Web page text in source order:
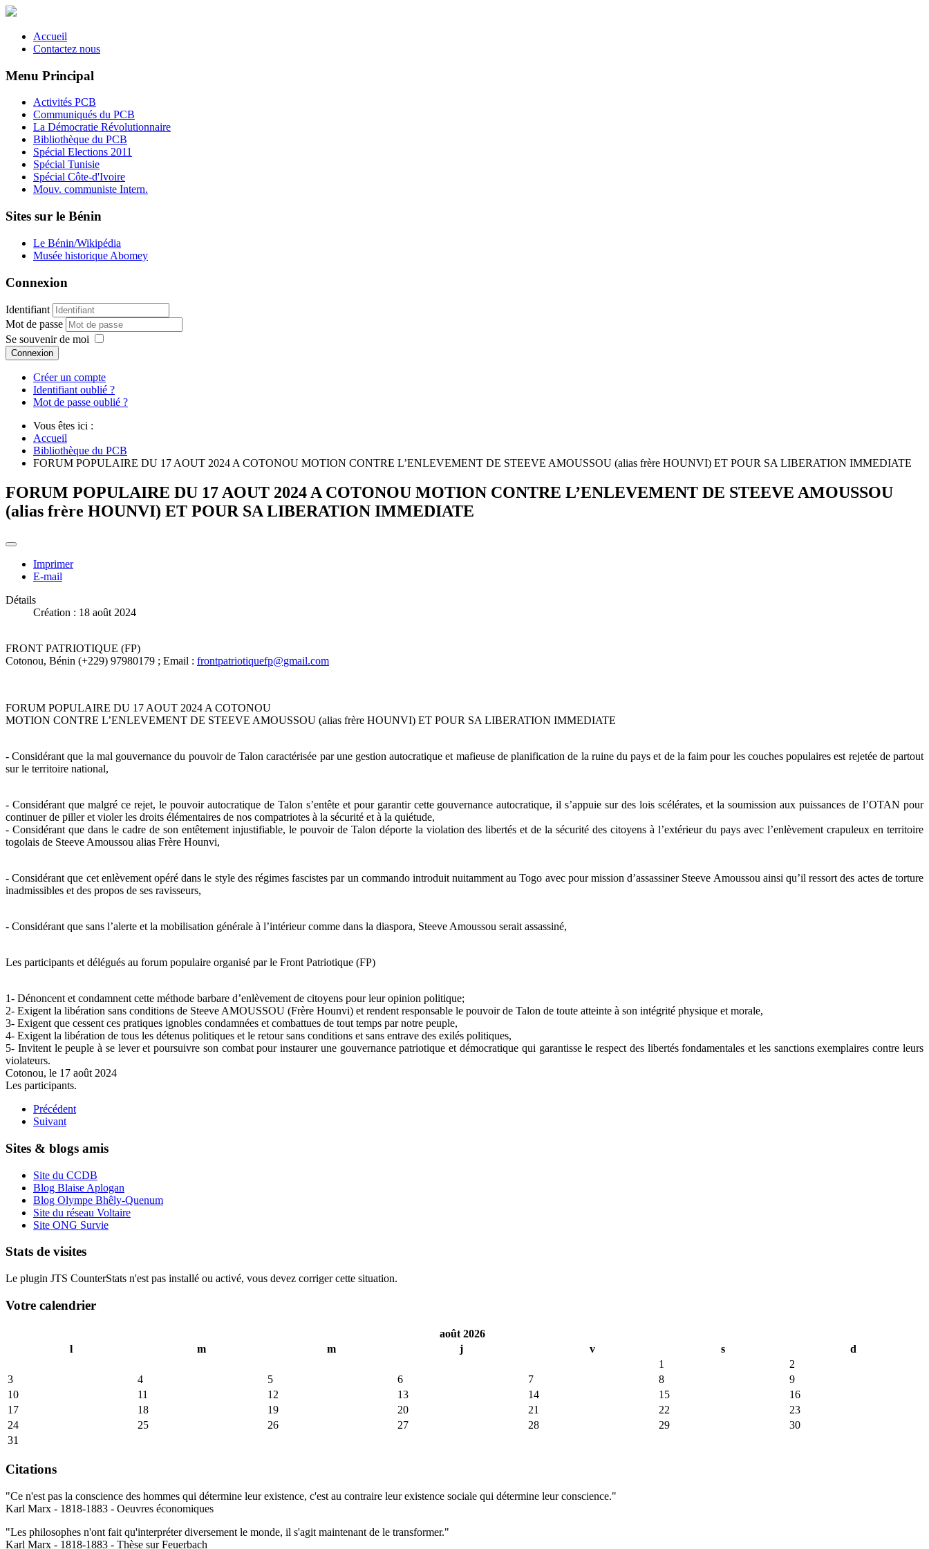
Accueil
Contactez nous
Menu Principal
Activités PCB
Communiqués du PCB
La Démocratie Révolutionnaire
Bibliothèque du PCB
Spécial Elections 2011
Spécial Tunisie
Spécial Côte-d'Ivoire
Mouv. communiste Intern.
Sites sur le Bénin
Le Bénin/Wikipédia
Musée historique Abomey
Connexion
Identifiant
Mot de passe
Se souvenir de moi
Connexion
Créer un compte
Identifiant oublié ?
Mot de passe oublié ?
Vous êtes ici :
Accueil
Bibliothèque du PCB
FORUM POPULAIRE DU 17 AOUT 2024 A COTONOU MOTION CONTRE L’ENLEVEMENT DE STEEVE AMOUSSOU (alias frère HOUNVI) ET POUR SA LIBERATION IMMEDIATE
FORUM POPULAIRE DU 17 AOUT 2024 A COTONOU MOTION CONTRE L’ENLEVEMENT DE STEEVE AMOUSSOU
(alias frère HOUNVI) ET POUR SA LIBERATION IMMEDIATE
Imprimer
E-mail
Détails
Création : 18 août 2024
FRONT PATRIOTIQUE (FP)
Cotonou, Bénin (+229) 97980179 ; Email : frontpatriotiquefp@gmail.com
FORUM POPULAIRE DU 17 AOUT 2024 A COTONOU
MOTION CONTRE L’ENLEVEMENT DE STEEVE AMOUSSOU (alias frère HOUNVI) ET POUR SA LIBERATION IMMEDIATE
- Considérant que la mal gouvernance du pouvoir de Talon caractérisée par une gestion autocratique et mafieuse de planification de la ruine du pays et de la faim pour les couches populaires est rejetée de partout
sur le territoire national,
- Considérant que malgré ce rejet, le pouvoir autocratique de Talon s’entête et pour garantir cette gouvernance autocratique, il s’appuie sur des lois scélérates, et la soumission aux puissances de l’OTAN pour
continuer de piller et violer les droits élémentaires de nos compatriotes à la sécurité et à la quiétude,
- Considérant que dans le cadre de son entêtement injustifiable, le pouvoir de Talon déporte la violation des libertés et de la sécurité des citoyens à l’extérieur du pays avec l’enlèvement crapuleux en territoire
togolais de Steeve Amoussou alias Frère Hounvi,
- Considérant que cet enlèvement opéré dans le style des régimes fascistes par un commando introduit nuitamment au Togo avec pour mission d’assassiner Steeve Amoussou ainsi qu’il ressort des actes de torture
inadmissibles et des propos de ses ravisseurs,
- Considérant que sans l’alerte et la mobilisation générale à l’intérieur comme dans la diaspora, Steeve Amoussou serait assassiné,
Les participants et délégués au forum populaire organisé par le Front Patriotique (FP)
1- Dénoncent et condamnent cette méthode barbare d’enlèvement de citoyens pour leur opinion politique;
2- Exigent la libération sans conditions de Steeve AMOUSSOU (Frère Hounvi) et rendent responsable le pouvoir de Talon de toute atteinte à son intégrité physique et morale,
3- Exigent que cessent ces pratiques ignobles condamnées et combattues de tout temps par notre peuple,
4- Exigent la libération de tous les détenus politiques et le retour sans conditions et sans entrave des exilés politiques,
5- Invitent le peuple à se lever et poursuivre son combat pour instaurer une gouvernance patriotique et démocratique qui garantisse le respect des libertés fondamentales et les sanctions exemplaires contre leurs
violateurs.
Cotonou, le 17 août 2024
Les participants.
Précédent
Suivant
Sites & blogs amis
Site du CCDB
Blog Blaise Aplogan
Blog Olympe Bhêly-Quenum
Site du réseau Voltaire
Site ONG Survie
Stats de visites
Le plugin JTS CounterStats n'est pas installé ou activé, vous devez corriger cette situation.
Votre calendrier
août 2026
l
m m j v s
d
1
2
3
4 5 6 7 8
9
10
11 12 13 14 15
16
17
18 19 20 21 22
23
24
25 26 27 28 29
30
31
Citations
"Ce n'est pas la conscience des hommes qui détermine leur existence, c'est au contraire leur existence sociale qui détermine leur conscience."
Karl Marx - 1818-1883 - Oeuvres économiques
"Les philosophes n'ont fait qu'interpréter diversement le monde, il s'agit maintenant de le transformer."
Karl Marx - 1818-1883 - Thèse sur Feuerbach